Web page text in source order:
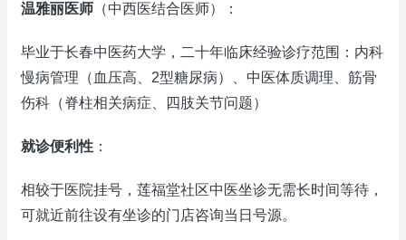
温雅丽医师 （中西医结合医师）：
毕业于长春中医药大学，二十年临床经验诊疗范围：内科
慢病管理（血压高、2型糖尿病）、中医体质调理、筋骨
伤科（脊柱相关病症、四肢关节问题）
就诊便利性 ：
相较于医院挂号，莲福堂社区中医坐诊无需长时间等待，
可就近前往设有坐诊的门店咨询当日号源。